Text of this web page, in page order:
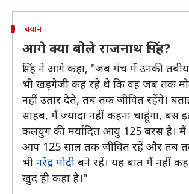
बयान
आगे क्या बोले राजनाथ सिंह?
सिंह ने आगे कहा, "जब मंच में उनकी
भी खड़गेजी कह रहे थे कि वह जब तक
नहीं उतार देते, तब तक जीवित रहेंगे।
साहब, मैं ज्यादा नहीं कहना चाहूंगा, बस
कलयुग की मर्यादित आयु 125 बरस है। मैं
आप 125 साल तक जीवित रहें और तब तक
भी नरेंद्र मोदी बने रहें। यह बात मैं नहीं कह
खुद ही कहा है।"